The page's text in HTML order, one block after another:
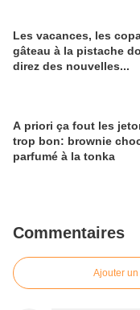
Les vacances, les
gâteau à la pistache
direz des nouvelles...
A priori ça fout les
trop bon: brownie
parfumé à la tonka
Commentaires
Ajouter